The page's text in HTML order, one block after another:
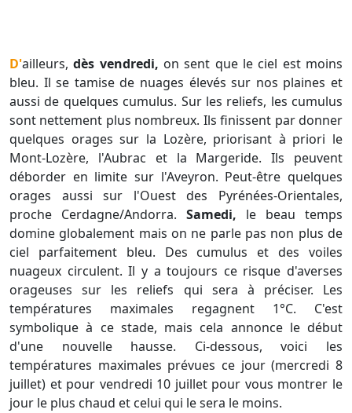
D'ailleurs,dès vendredi, on sent que le ciel est moins
bleu. Il se tamise de nuages élevés sur nos plaines et
aussi de quelques cumulus. Sur les reliefs, les cumulus
sont nettement plus nombreux. Ils finissent par donner
quelques orages sur la Lozère, priorisant à priori le
Mont-Lozère, l'Aubrac et la Margeride. Ils peuvent
déborder en limite sur l'Aveyron. Peut-être quelques
orages aussi sur l'Ouest des Pyrénées-Orientales,
proche Cerdagne/Andorra. Samedi, le beau temps
domine globalement mais on ne parle pas non plus de
ciel parfaitement bleu. Des cumulus et des voiles
nuageux circulent. Il y a toujours ce risque d'averses
orageuses sur les reliefs qui sera à préciser. Les
températures maximales regagnent 1°C. C'est
symbolique à ce stade, mais cela annonce le début
d'une nouvelle hausse. Ci-dessous, voici les
températures maximales prévues ce jour (mercredi 8
juillet) et pour vendredi 10 juillet pour vous montrer le
jour le plus chaud et celui qui le sera le moins.